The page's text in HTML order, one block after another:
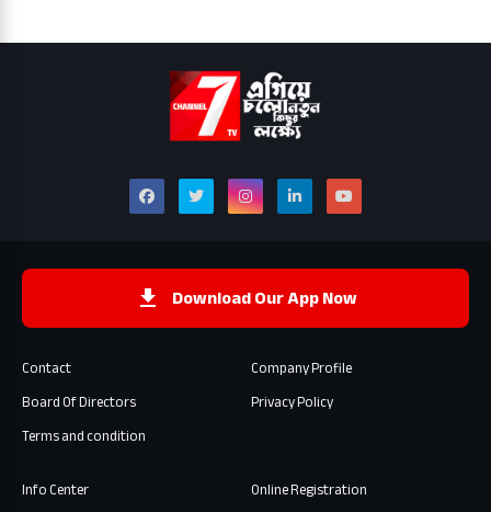
Download Our App Now
Contact
Company Profile
Board Of Directors
Privacy Policy
Terms and condition
Info Center
Online Registration